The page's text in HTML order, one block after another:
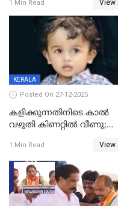
കുതിച്ചുയരുന്നു
1 Min Read View
KERALA
Posted On 27-12-2025
കളിക്കുന്നതിനിടെ കാൽ
വഴുതി കിണറ്റിൽ വീണു;
ദാരുണാന്ത്യം
1 Min Read View